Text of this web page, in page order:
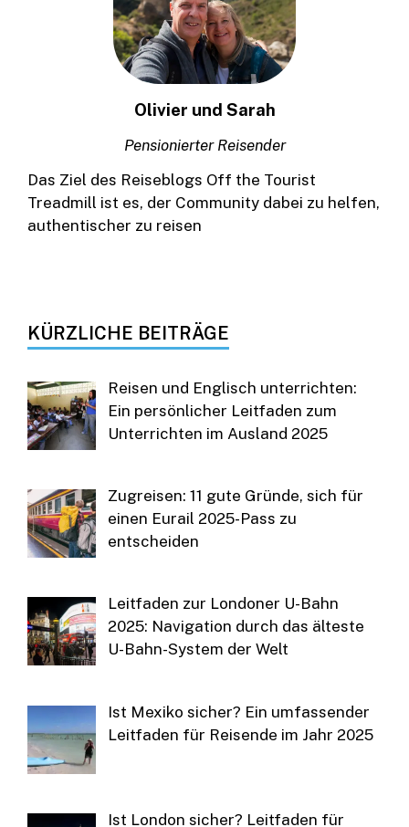
Olivier und Sarah
Pensionierter Reisender
Das Ziel des Reiseblogs Off the Tourist
Treadmill ist es, der Community dabei zu helfen,
authentischer zu reisen
KÜRZLICHE BEITRÄGE
Reisen und Englisch unterrichten:
Ein persönlicher Leitfaden zum
Unterrichten im Ausland 2025
Zugreisen: 11 gute Gründe, sich für
einen Eurail 2025-Pass zu
entscheiden
Leitfaden zur Londoner U-Bahn
2025: Navigation durch das älteste
U-Bahn-System der Welt
Ist Mexiko sicher? Ein umfassender
Leitfaden für Reisende im Jahr 2025
Ist London sicher? Leitfaden für